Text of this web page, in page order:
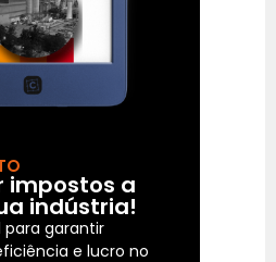
impostos a
indústria!
para garantir
e lucro no